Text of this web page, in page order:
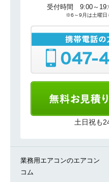
受付時間 9:00～
※6～9月は土曜日
土日祝も
業務用エアコンのエアコン
コム